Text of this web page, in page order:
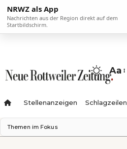
NRWZ als App
Nachrichten aus der Region direkt auf dem
Startbildschirm.
Aa
Stellenanzeigen Schlagzeilen
Themen im Fokus